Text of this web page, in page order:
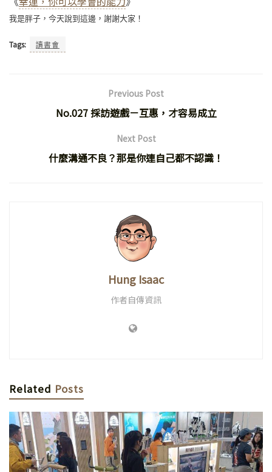
我是胖子，今天說到這邊，謝謝大家！
Tags: 讀書會
Previous Post
No.027 採訪遊戲－互惠，才容易成立
Next Post
什麼溝通不良？那是你連自己都不認識！
Hung Isaac
作者自傳資訊
Related Posts